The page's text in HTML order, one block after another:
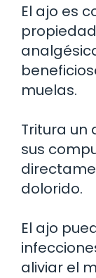
El ajo es
muelas.
Tritura un
sus
dolorido.
El ajo
aliviar el